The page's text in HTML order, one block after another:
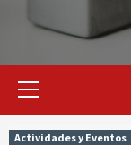
Primary
Actividades y Eventos